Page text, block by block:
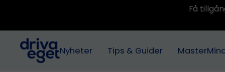
Få
Nyheter Tips & Guider